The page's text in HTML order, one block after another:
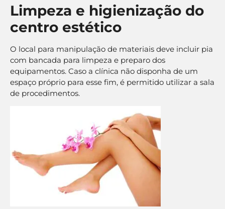
Limpeza e higienização do
centro estético
O local para manipulação de materiais deve incluir pia
com bancada para limpeza e preparo dos
equipamentos. Caso a clínica não disponha de um
espaço próprio para esse fim, é permitido utilizar a sala
de procedimentos.